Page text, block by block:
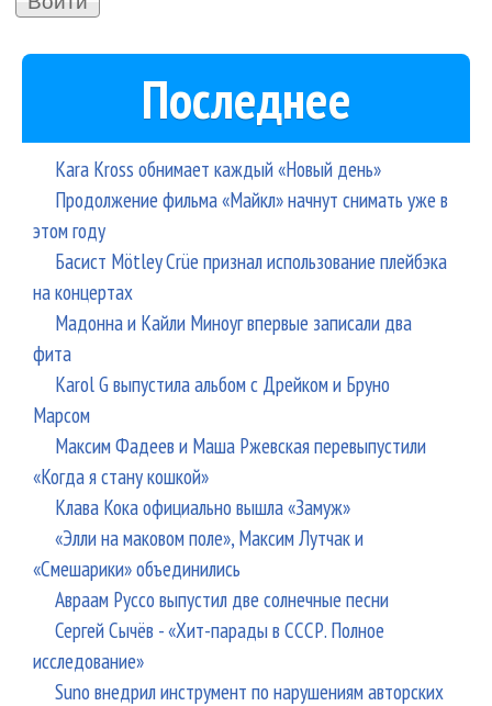
Последнее
Kara Kross обнимает каждый «Новый день»
Продолжение фильма «Майкл» начнут снимать уже в
этом году
Басист Mötley Crüe признал использование плейбэка
на концертах
Мадонна и Кайли Миноуг впервые записали два
фита
Karol G выпустила альбом с Дрейком и Бруно
Марсом
Максим Фадеев и Маша Ржевская перевыпустили
«Когда я стану кошкой»
Клава Кока официально вышла «Замуж»
«Элли на маковом поле», Максим Лутчак и
«Смешарики» объединились
Авраам Руссо выпустил две солнечные песни
Сергей Сычёв - «Хит-парады в СССР. Полное
исследование»
Suno внедрил инструмент по нарушениям авторских